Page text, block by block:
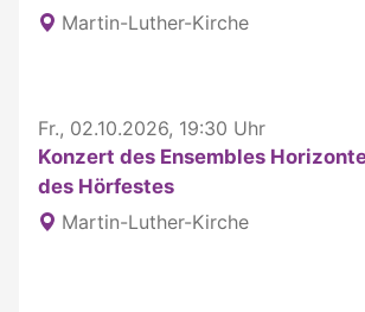
Martin-Luther-Kirche
Fr., 02.10.2026, 19:30 Uhr
Konzert des Ensembles
des Hörfestes
Martin-Luther-Kirche